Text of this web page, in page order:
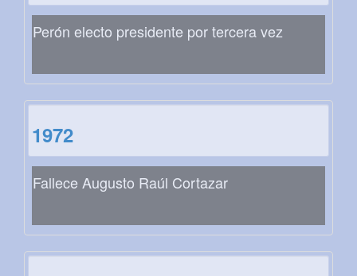
Perón electo presidente por tercera vez
1972
Fallece Augusto Raúl Cortazar